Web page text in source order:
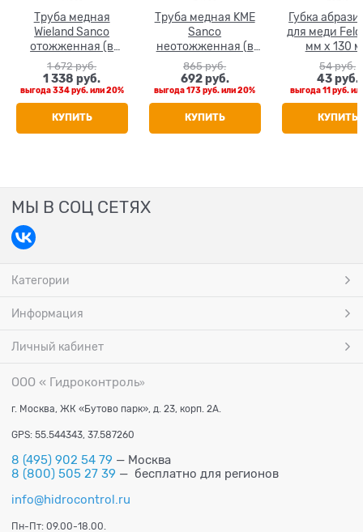
Труба медная
Wieland Sanco
отожженная (в
бухтах) 22 x 1.0
1 672 руб.
1 338 руб.
выгода334 руб.или20%
КУПИТЬ
Труба медная KME
Sanco
неотожженная (в
штанге 5 м) 22 x 1.0
865 руб.
692 руб.
выгода173 руб.или20%
КУПИТЬ
Губка
для меди
мм х 130
54 руб.
43 руб.
выгода11 руб.
КУПИТЬ
МЫ В СОЦ СЕТЯХ
Категории
Информация
Личный кабинет
ООО « Гидроконтроль»
г. Москва, ЖК «Бутово парк», д. 23, корп. 2А.
GPS: 55.544343, 37.587260
8 (495) 902 54 79 — Москва
8 (800) 505 27 39 — бесплатно для регионов
info@hidrocontrol.ru
Пн-Пт: 09.00-18.00.